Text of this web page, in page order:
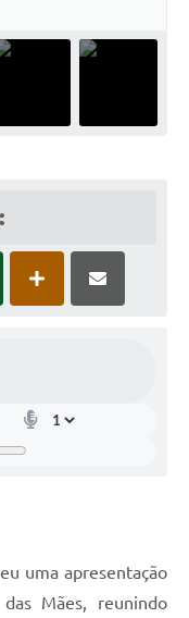
uma apresentação
Mães, reunindo